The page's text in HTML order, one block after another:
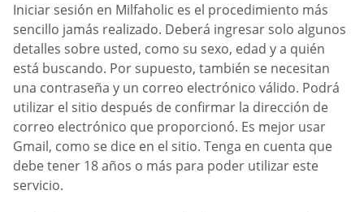
Iniciar sesión en Milfaholic es el procedimiento más
sencillo jamás realizado. Deberá ingresar solo algunos
detalles sobre usted, como su sexo, edad y a quién
está buscando. Por supuesto, también se necesitan
una contraseña y un correo electrónico válido. Podrá
utilizar el sitio después de confirmar la dirección de
correo electrónico que proporcionó. Es mejor usar
Gmail, como se dice en el sitio. Tenga en cuenta que
debe tener 18 años o más para poder utilizar este
servicio.